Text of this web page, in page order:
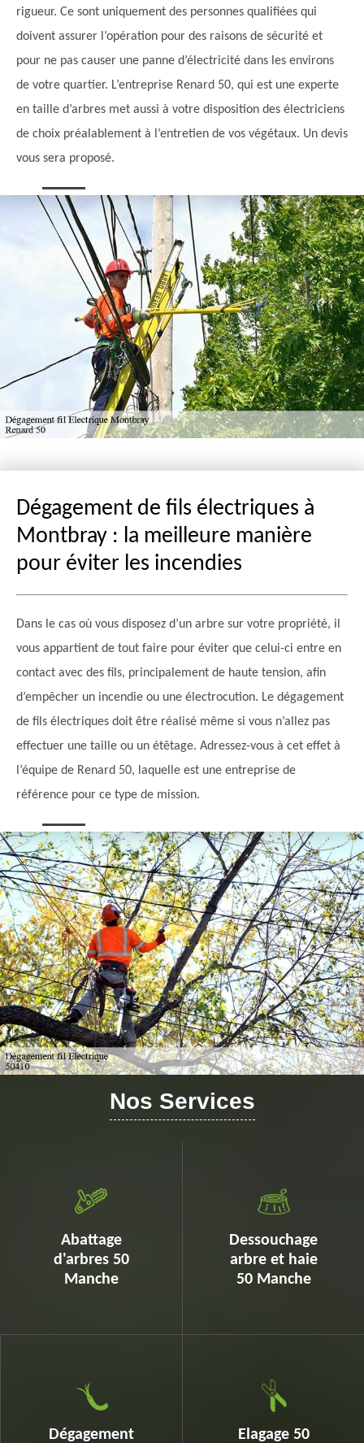
rigueur. Ce sont uniquement des personnes qualifiées qui
doivent assurer l’opération pour des raisons de sécurité et
pour ne pas causer une panne d’électricité dans les environs
de votre quartier. L’entreprise Renard 50, qui est une experte
en taille d’arbres met aussi à votre disposition des électriciens
de choix préalablement à l’entretien de vos végétaux. Un devis
vous sera proposé.
Dégagement de fils électriques à
Montbray : la meilleure manière
pour éviter les incendies
Dans le cas où vous disposez d’un arbre sur votre propriété, il
vous appartient de tout faire pour éviter que celui-ci entre en
contact avec des fils, principalement de haute tension, afin
d’empêcher un incendie ou une électrocution. Le dégagement
de fils électriques doit être réalisé même si vous n’allez pas
effectuer une taille ou un étêtage. Adressez-vous à cet effet à
l’équipe de Renard 50, laquelle est une entreprise de
référence pour ce type de mission.
Nos Services
Abattage
d'arbres 50
Manche
Dessouchage
arbre et haie
50 Manche
Dégagement Elagage 50